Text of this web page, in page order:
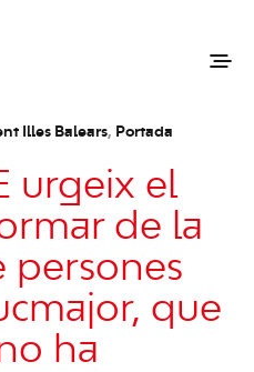
Illes Balears, Portada
urgeix el
de la
persones
que
ha